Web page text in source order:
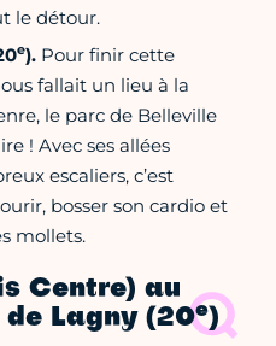
le détour.
e). Pour finir cette
fallait un lieu à la
le parc de Belleville
! Avec ses allées
escaliers, c’est
bosser son cardio et
mollets.
Centre) au
Lagny (20e)